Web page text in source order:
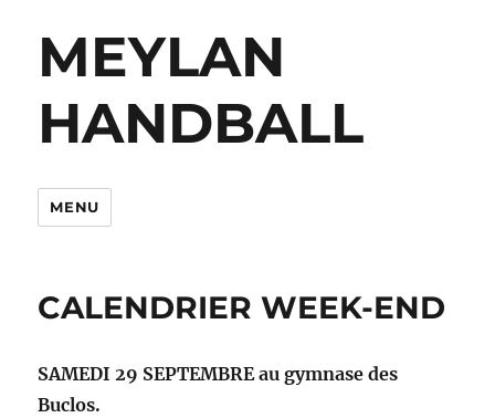
MEYLAN
HANDBALL
MENU
CALENDRIER WEEK-END
SAMEDI 29 SEPTEMBRE au gymnase des
Buclos.